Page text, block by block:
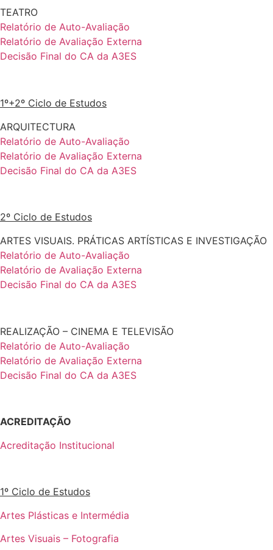
TEATRO
Relatório de Auto-Avaliação
Relatório de Avaliação Externa
Decisão Final do CA da A3ES
1º+2º Ciclo de Estudos
ARQUITECTURA
Relatório de Auto-Avaliação
Relatório de Avaliação Externa
Decisão Final do CA da A3ES
2º Ciclo de Estudos
ARTES VISUAIS. PRÁTICAS ARTÍSTICAS E INVESTIGAÇÃO
Relatório de Auto-Avaliação
Relatório de Avaliação Externa
Decisão Final do CA da A3ES
REALIZAÇÃO – CINEMA E TELEVISÃO
Relatório de Auto-Avaliação
Relatório de Avaliação Externa
Decisão Final do CA da A3ES
ACREDITAÇÃO
Acreditação Institucional
1º Ciclo de Estudos
Artes Plásticas e Intermédia
Artes Visuais – Fotografia